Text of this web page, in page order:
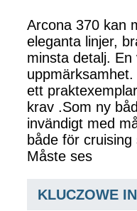
Arcona 370 kan
eleganta linjer,
minsta detalj.
ett
krav .Som ny
invändigt med
både för
Måste ses
KLUCZOWE